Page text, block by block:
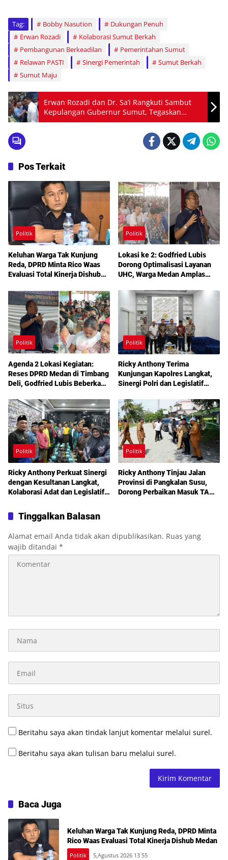
Tag: Bobby Nasution
Dukungan Penuh
Erwan Rozadi
Kolaborasi Sumut Berkah
Pembangunan Berkeadilan
Pemerintahan Sumut
Relawan PASTI
Sinergi Pemerintah
Sumut Berkah
Sumut Maju
Erwan Rozadi dan Dr. Sa’i Rangkuti Sambut
Kepulangan Gubernur Sumut, Tegaskan
Dukungan Penuh
Pos Terkait
Politik
Keluhan Warga Tak Kunjung
Reda, DPRD Minta Rico Waas
Evaluasi Total Kinerja Dishub
Politik
Lokasi ke 2: Godfried Lubis
Dorong Optimalisasi Layanan
UHC, Warga Medan Amplas
Berobat Gratis Bermodal KTP
Politik
Agenda 2 Lokasi Kegiatan:
Reses DPRD Medan di Timbang
Deli, Godfried Lubis Beberkan
Layanan Kesehatan Gratis
Politik
Ricky Anthony Terima
Kunjungan Kapolres Langkat,
Sinergi Polri dan Legislatif
Politik
Ricky Anthony Perkuat Sinergi
dengan Kesultanan Langkat,
Kolaborasi Adat dan Legislatif
Politik
Ricky Anthony Tinjau Jalan
Provinsi di Pangkalan Susu,
Dorong Perbaikan Masuk TA
Tinggalkan Balasan
Alamat email Anda tidak akan dipublikasikan. Ruas yang
wajib ditandai *
Beritahu saya akan tindak lanjut komentar melalui surel.
Beritahu saya akan tulisan baru melalui surel.
Baca Juga
Keluhan Warga Tak Kunjung Reda, DPRD Minta
Rico Waas Evaluasi Total Kinerja Dishub Medan
Politik 5,Agustus 2026 13 55